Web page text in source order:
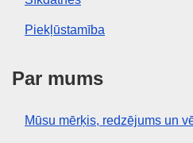
Piekļūstamība
Par mums
Mūsu mērķis, redzējums un